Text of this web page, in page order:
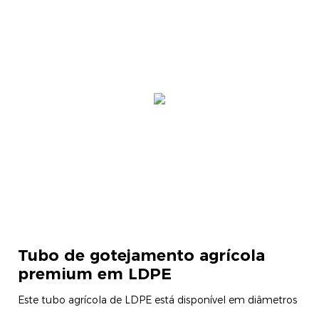
Tubo de gotejamento agrícola
premium em LDPE
Este tubo agrícola de LDPE está disponível em diâmetros